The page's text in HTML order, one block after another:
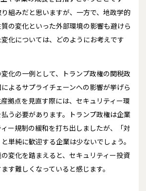
組みだと思いますが、一方で、地政学的
の変化といった外部環境の影響も避けら
化については、どのようにお考えです
化の一例として、トランプ政権の関税政
よるサプライチェーンへの影響が挙げら
拠点を見直す際には、セキュリティー環
う必要があります。トランプ政権は企業
ー規制の緩和を打ち出しましたが、「対
単純に歓迎する企業は少ないでしょう。
変化を踏まえると、セキュリティー投資
す難しくなっていると感じます。